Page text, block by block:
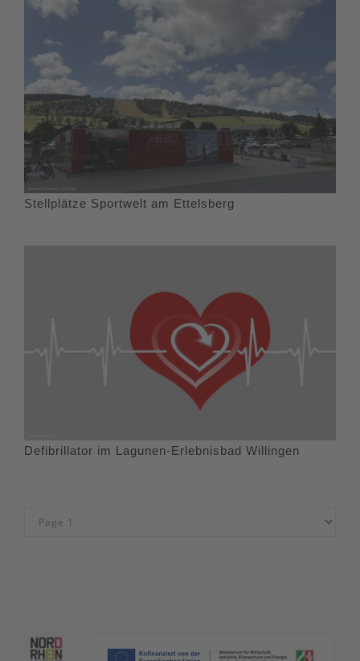
Stellplätze Sportwelt am Ettelsberg
Defibrillator im Lagunen-Erlebnisbad Willingen